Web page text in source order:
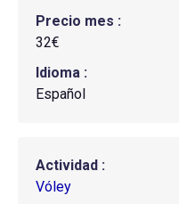
Precio mes
32€
Idioma
Español
Actividad
Vóley